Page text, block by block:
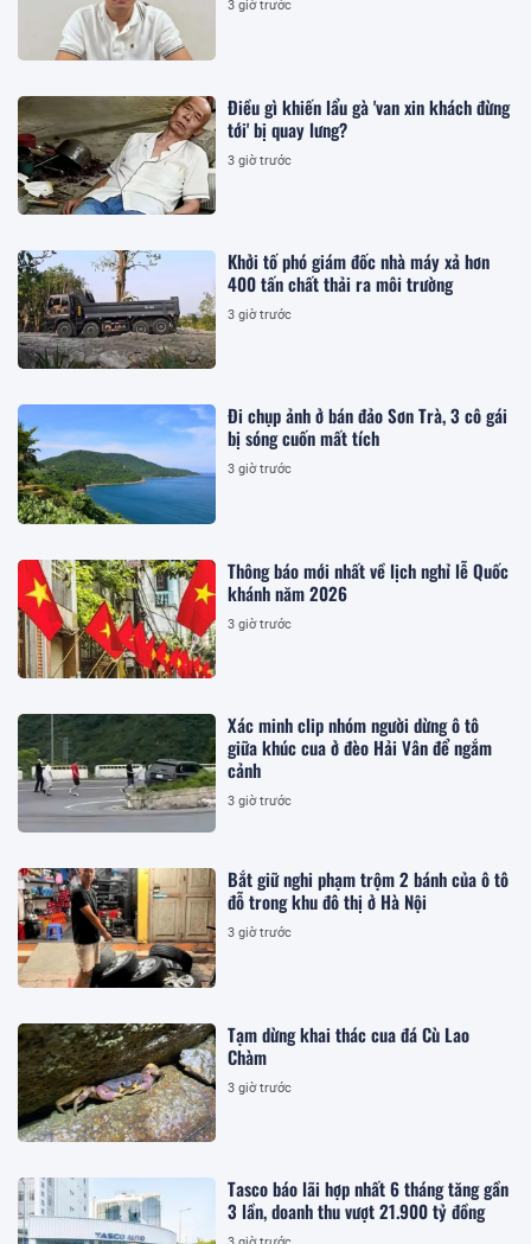
3 giờ trước
Điều gì khiến lẩu gà 'van xin khách đừng
tới' bị quay lưng?
3 giờ trước
Khởi tố phó giám đốc nhà máy xả hơn
400 tấn chất thải ra môi trường
3 giờ trước
Đi chụp ảnh ở bán đảo Sơn Trà, 3 cô gái
bị sóng cuốn mất tích
3 giờ trước
Thông báo mới nhất về lịch nghỉ lễ Quốc
khánh năm 2026
3 giờ trước
Xác minh clip nhóm người dừng ô tô
giữa khúc cua ở đèo Hải Vân để ngắm
cảnh
3 giờ trước
Bắt giữ nghi phạm trộm 2 bánh của ô tô
đỗ trong khu đô thị ở Hà Nội
3 giờ trước
Tạm dừng khai thác cua đá Cù Lao
Chàm
3 giờ trước
Tasco báo lãi hợp nhất 6 tháng tăng gần
3 lần, doanh thu vượt 21.900 tỷ đồng